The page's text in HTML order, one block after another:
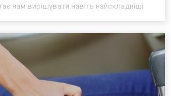
нам вирішувати навіть найскладніші